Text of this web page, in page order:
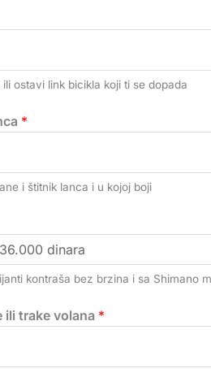
ostavi link bicikla koji ti se dopada
*
i štitnik lanca i u kojoj boji
kontraša bez brzina i sa Shimano
ili trake volana *